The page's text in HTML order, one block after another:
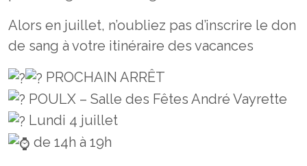
Alors en juillet, n’oubliez pas d’inscrire le don
de sang à votre itinéraire des vacances
PROCHAIN ARRÊT
POULX – Salle des Fêtes André Vayrette
Lundi 4 juillet
de 14h à 19h